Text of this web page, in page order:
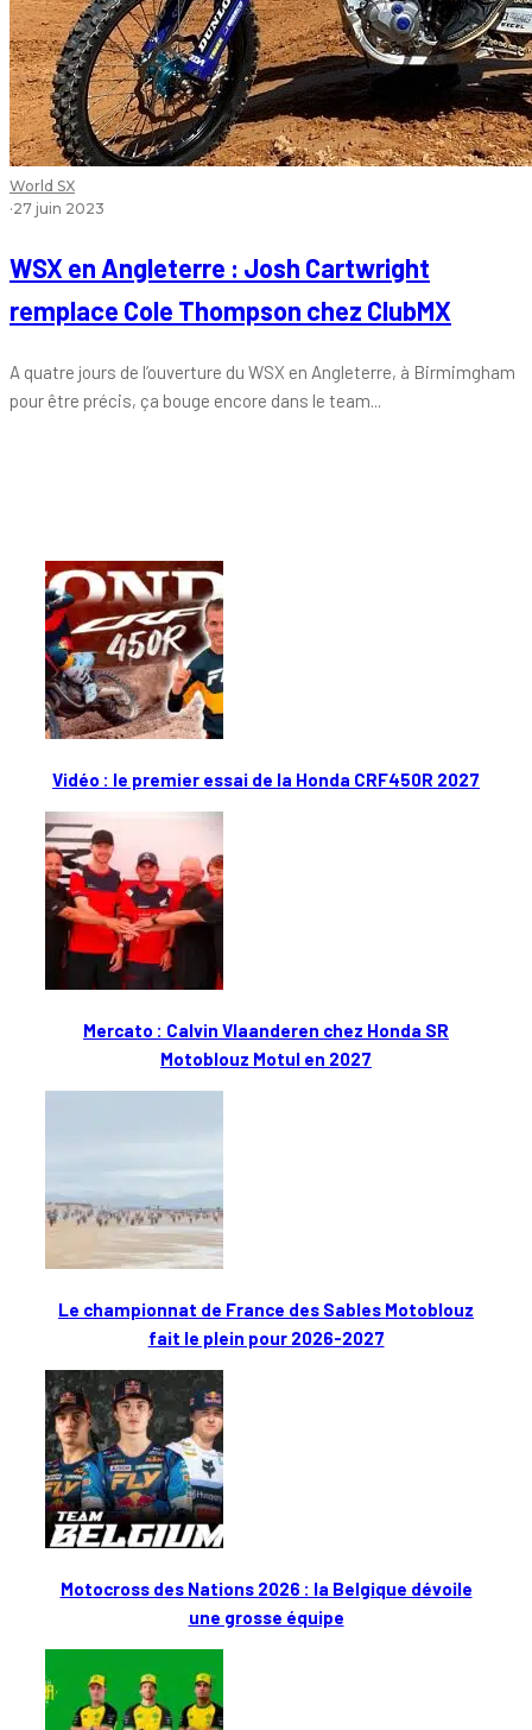
World SX
·27 juin 2023
WSX en Angleterre : Josh Cartwright
remplace Cole Thompson chez ClubMX
A quatre jours de l’ouverture du WSX en Angleterre, à Birmimgham
pour être précis, ça bouge encore dans le team...
Vidéo : le premier essai de la Honda CRF450R 2027
Mercato : Calvin Vlaanderen chez Honda SR
Motoblouz Motul en 2027
Le championnat de France des Sables Motoblouz
fait le plein pour 2026-2027
Motocross des Nations 2026 : la Belgique dévoile
une grosse équipe